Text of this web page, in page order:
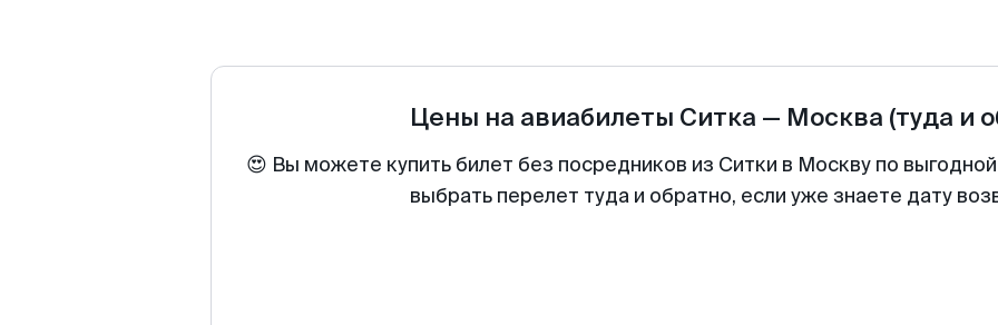
Цены на авиабилеты Ситка — Москва (туда и
😍 Вы можете купить билет без посредников из Ситки в Москву по
выбрать перелет туда и обратно, если уже знаете дату